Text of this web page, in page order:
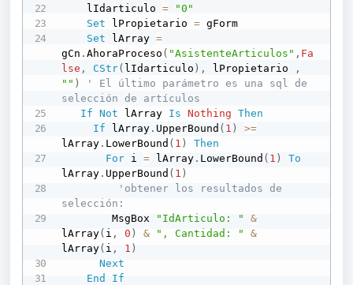
    lIdarticulo
=
"0"
Set lPropietario = gForm
Set lArray =
gCn .AhoraProceso ( "AsistenteArticulos" , Fa
lse , CStr( lIdarticulo ) , lPropietario
,
"" )
' El último parámetro es una sql de
selección de artículos
If
Not lArray Is Nothing
Then
If lArray . UpperBound ( 1 ) >=
lArray . LowerBound ( 1 )
Then
For i = lArray . LowerBound ( 1 )
To
lArray . UpperBound ( 1 )
'obtener los resultados de
selección:
        MsgBox
"IdArticulo: "
&
lArray( i , 0 ) & ", Cantidad: "
&
lArray( i , 1 )
Next
End
If